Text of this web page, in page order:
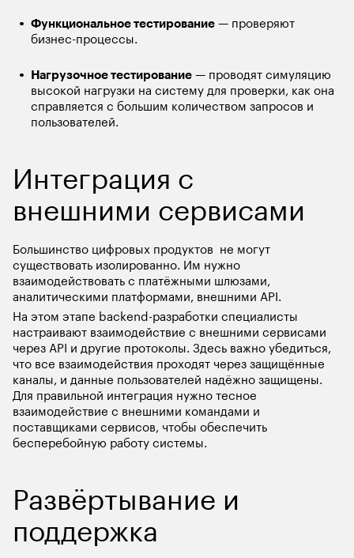
Функциональное тестирование — проверяют
бизнес-процессы.
Нагрузочное тестирование — проводят симуляцию
высокой нагрузки на систему для проверки, как она
справляется с большим количеством запросов и
пользователей.
Интеграция с
внешними сервисами
Большинство цифровых продуктов  не могут
существовать изолированно. Им нужно
взаимодействовать с платёжными шлюзами,
аналитическими платформами, внешними API.
На этом этапе backend-разработки специалисты
настраивают взаимодействие с внешними сервисами
через API и другие протоколы. Здесь важно убедиться,
что все взаимодействия проходят через защищённые
каналы, и данные пользователей надёжно защищены.
Для правильной интеграция нужно тесное
взаимодействие с внешними командами и
поставщиками сервисов, чтобы обеспечить
бесперебойную работу системы.
Развёртывание и
поддержка